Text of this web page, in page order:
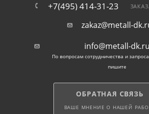
+7(495) 414-31-23
zakaz@metall-
info@metall-dk.ru
По вопросам сотрудничества и
пишите
ОБРАТНАЯ СВЯЗЬ
ВАШЕ МНЕНИЕ О НАШЕЙ